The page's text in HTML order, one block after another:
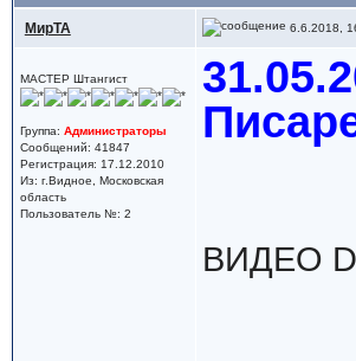
МирТА 6.6.2018,
МАСТЕР Штангист
Группа: Администраторы
Сообщений: 41847
Регистрация: 17.12.2010
Из: г.Видное, Московская
область
Пользователь №: 2
ВИДЕО